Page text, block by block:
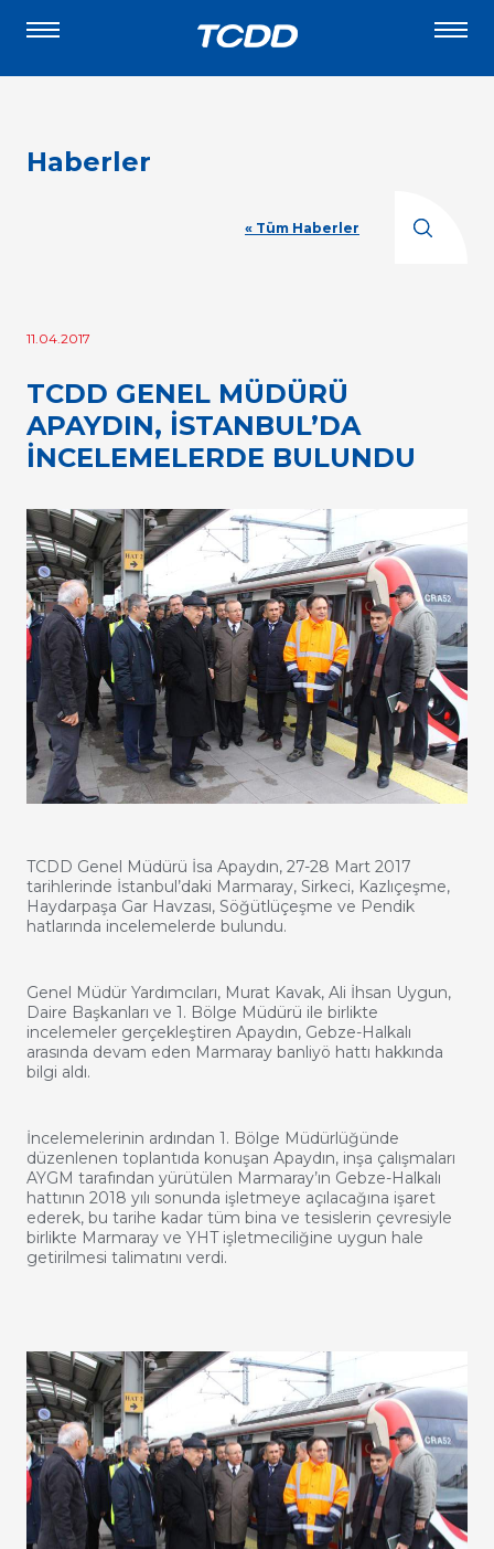
Haberler
« Tüm Haberler
11.04.2017
TCDD GENEL MÜDÜRÜ
APAYDIN, İSTANBUL’DA
İNCELEMELERDE BULUNDU
TCDD Genel Müdürü İsa Apaydın, 27-28 Mart 2017
tarihlerinde İstanbul’daki Marmaray, Sirkeci, Kazlıçeşme,
Haydarpaşa Gar Havzası, Söğütlüçeşme ve Pendik
hatlarında incelemelerde bulundu.
Genel Müdür Yardımcıları, Murat Kavak, Ali İhsan Uygun,
Daire Başkanları ve 1. Bölge Müdürü ile birlikte
incelemeler gerçekleştiren Apaydın, Gebze-Halkalı
arasında devam eden Marmaray banliyö hattı hakkında
bilgi aldı.
İncelemelerinin ardından 1. Bölge Müdürlüğünde
düzenlenen toplantıda konuşan Apaydın, inşa çalışmaları
AYGM tarafından yürütülen Marmaray’ın Gebze-Halkalı
hattının 2018 yılı sonunda işletmeye açılacağına işaret
ederek, bu tarihe kadar tüm bina ve tesislerin çevresiyle
birlikte Marmaray ve YHT işletmeciliğine uygun hale
getirilmesi talimatını verdi.